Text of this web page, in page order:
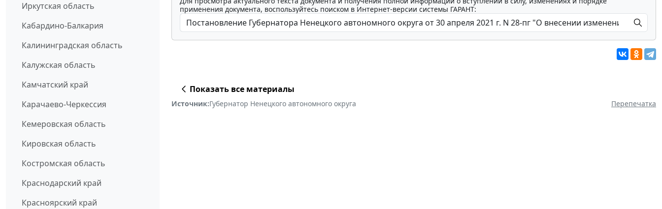
Иркутская область
Кабардино-Балкария
Калининградская область
Калужская область
Камчатский край
Карачаево-Черкессия
Кемеровская область
Кировская область
Костромская область
Краснодарский край
Красноярский край
применения документа, воспользуйтесь поиском в Интернет-версии системы ГАРАНТ:
Показать все материалы
Источник:Губернатор Ненецкого автономного округа Перепечатка